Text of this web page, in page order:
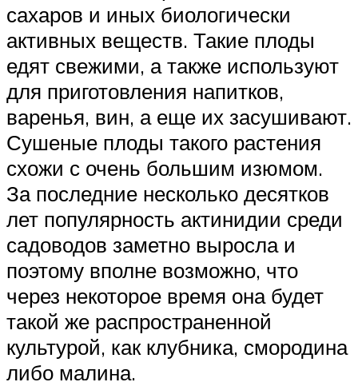
сахаров и иных биологически
активных веществ. Такие плоды
едят свежими, а также используют
для приготовления напитков,
варенья, вин, а еще их засушивают.
Сушеные плоды такого растения
схожи с очень большим изюмом.
За последние несколько десятков
лет популярность актинидии среди
садоводов заметно выросла и
поэтому вполне возможно, что
через некоторое время она будет
такой же распространенной
культурой, как клубника, смородина
либо малина.